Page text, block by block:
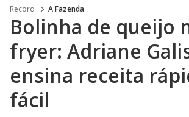
Record A Fazenda
Bolinha de queijo
fryer: Adriane
ensina receita
fácil